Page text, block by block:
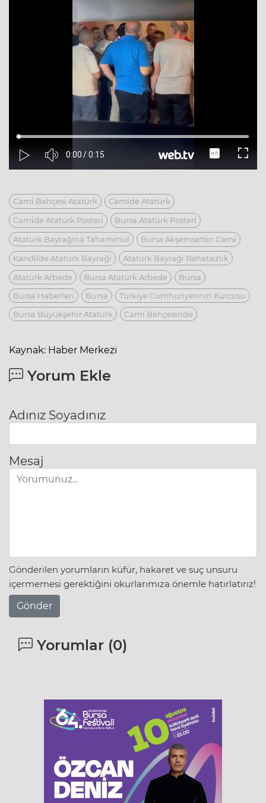
Cami̇ Bahçesi̇ Atatürk
Cami̇de Atatürk
Cami̇de Atatürk Posteri̇
Bursa Atatürk Posteri̇
Atatürk Bayrağina Tahammul
Bursa Akşemsetti̇n Cami̇
Kandi̇lde Atatürk Bayraği
Atatürk Bayrağı Rahatsızlık
Atatürk Arbede
Bursa Atatürk Arbede
Bursa
Bursa Haberleri
Bursa
Türkiye Cumhuriyetinin Kurcusu
Bursa Büyükşehir Atatürk
Cami Bahçesinde
Kaynak: Haber Merkezi
Yorum Ekle
Adınız Soyadınız
Mesaj
Gönderilen yorumların küfür, hakaret ve suç unsuru
içermemesi gerektiğini okurlarımıza önemle hatırlatırız!
Gönder
Yorumlar (0)